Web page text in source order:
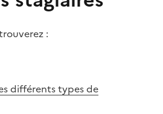
:
différents types de